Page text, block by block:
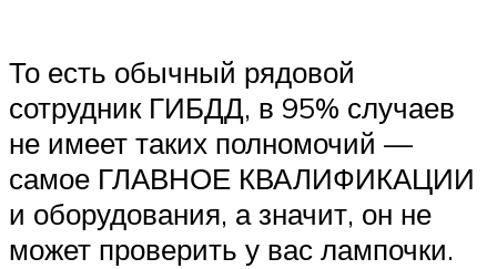
То есть обычный рядовой
сотрудник ГИБДД, в 95% случаев
не имеет таких полномочий —
самое ГЛАВНОЕ КВАЛИФИКАЦИИ
и оборудования, а значит, он не
может проверить у вас лампочки.